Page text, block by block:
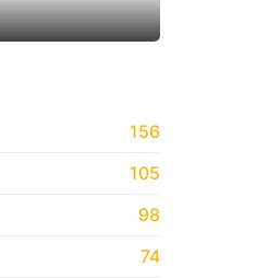
156
105
98
74